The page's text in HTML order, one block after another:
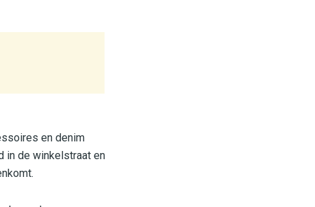
en denim
in de winkelstraat en